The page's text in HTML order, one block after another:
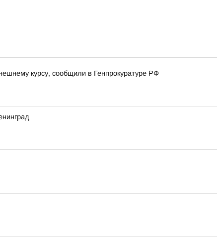
курсу, сообщили в Генпрокуратуре РФ